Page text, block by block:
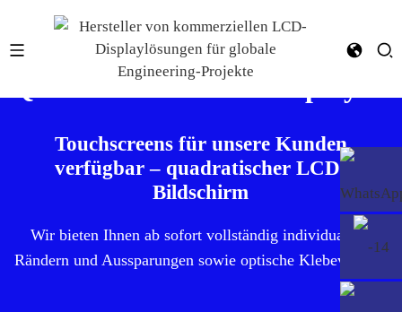
Quadratisches Display &
Quadratisches LCD-Display
Touchscreens für unsere Kunden
verfügbar – quadratischer LCD-
Bildschirm
Wir bieten Ihnen ab sofort vollständig
Rändern und Aussparungen sowie optische